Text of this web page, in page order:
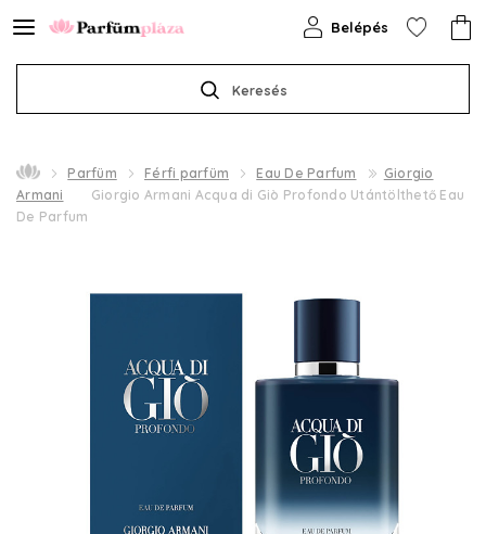
Keresés
Belépés
Parfüm Férfi parfüm Eau De Parfum
Giorgio
Armani
Giorgio Armani Acqua di Giò Profondo Utántölthető Eau
De Parfum